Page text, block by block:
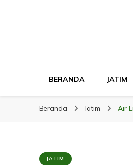
BERANDA JATIM
Beranda Jatim Air
JATIM